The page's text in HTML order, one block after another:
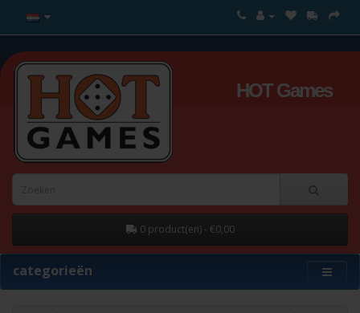
HOT Games
0 product(en) - €0,00
categorieën